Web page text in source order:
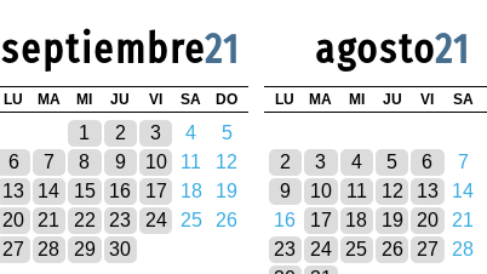
septiembre21
LU MA MI JU VI SA DO
1 2 3 4
5
6
7 8 9 10 11
12
13
14 15 16 17 18
19
20
21 22 23 24 25
26
27
28 29 30
agosto21
LU MA MI JU VI SA
2
3 4 5 6 7
9
10 11 12 13 14
16
17 18 19 20 21
23
24 25 26 27 28